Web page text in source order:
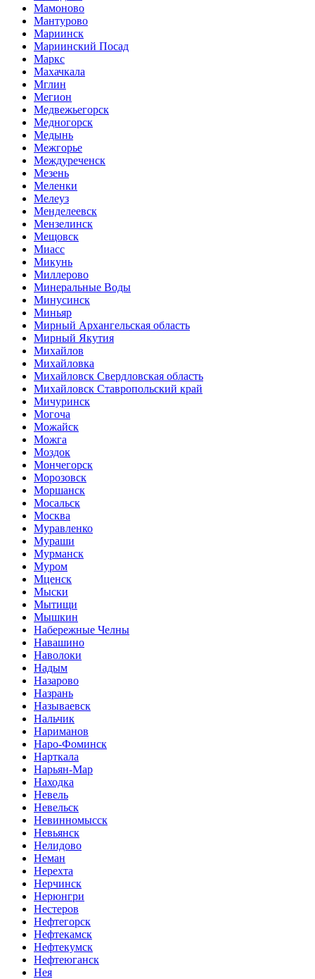
Мамоново
Мантурово
Мариинск
Мариинский Посад
Маркс
Махачкала
Мглин
Мегион
Медвежьегорск
Медногорск
Медынь
Межгорье
Междуреченск
Мезень
Меленки
Мелеуз
Менделеевск
Мензелинск
Мещовск
Миасс
Микунь
Миллерово
Минеральные Воды
Минусинск
Миньяр
Мирный Архангельская область
Мирный Якутия
Михайлов
Михайловка
Михайловск Свердловская область
Михайловск Ставропольский край
Мичуринск
Могоча
Можайск
Можга
Моздок
Мончегорск
Морозовск
Моршанск
Мосальск
Москва
Муравленко
Мураши
Мурманск
Муром
Мценск
Мыски
Мытищи
Мышкин
Набережные Челны
Навашино
Наволоки
Надым
Назарово
Назрань
Называевск
Нальчик
Нариманов
Наро-Фоминск
Нарткала
Нарьян-Мар
Находка
Невель
Невельск
Невинномысск
Невьянск
Нелидово
Неман
Нерехта
Нерчинск
Нерюнгри
Нестеров
Нефтегорск
Нефтекамск
Нефтекумск
Нефтеюганск
Нея